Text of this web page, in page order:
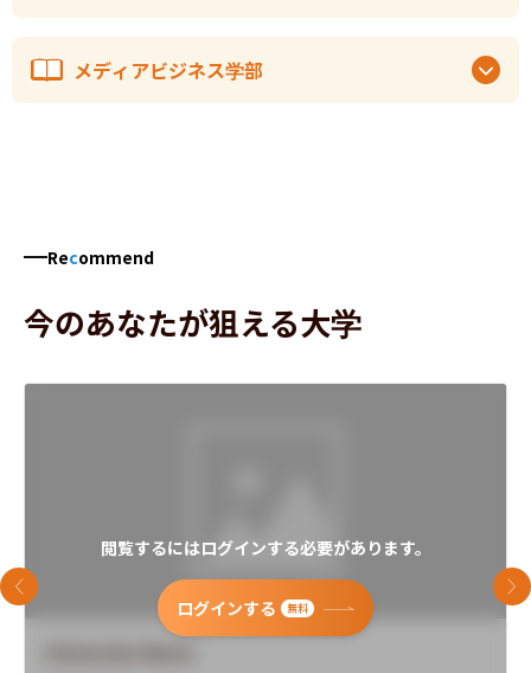
メディアビジネス学部
Recommend
今のあなたが狙える大学
閲覧するにはログインする必要があります。
ログインする 無料
前のスライド 次